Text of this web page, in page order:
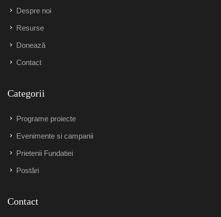
Despre noi
Resurse
Donează
Contact
Categorii
Programe proiecte
Evenimente si campanii
Prietenii Fundatiei
Postări
Contact